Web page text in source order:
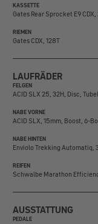
KASSETTE
Gates Rear Sprocket E9 CDX,
RIEMEN
Gates CDX, 128T
LAUFRÄDER
FELGEN
ACID SLX 25, 32H, Disc,
NABE VORNE
ACID SLX, 15mm, Boost, 6-
NABE HINTEN
Enviolo Trekking Automatiq,
REIFEN
Schwalbe Marathon
AUSSTATTUNG
PEDALE